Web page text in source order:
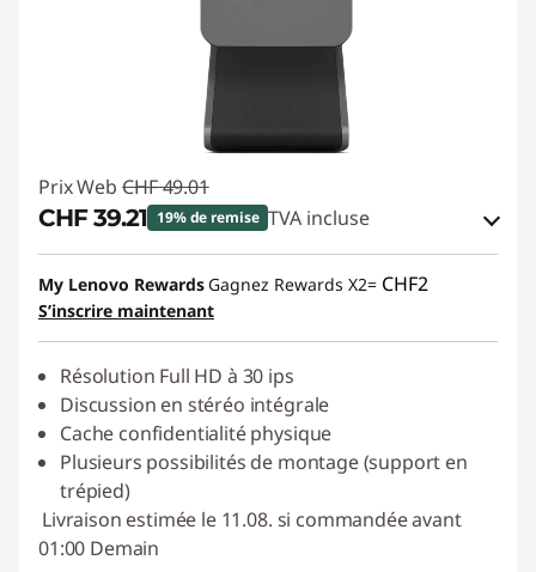
Prix Web CHF 49.01
CHF 39.21 19% de remise TVA incluse
Bons de réduction en ligne :-CHF 9.80
Code de réduction :
My Lenovo Rewards Gagnez Rewards X2= CHF2
S’inscrire maintenant
Résolution Full HD à 30 ips
Discussion en stéréo intégrale
Cache confidentialité physique
Plusieurs possibilités de montage (support en
trépied)
Livraison estimée le 11.08. si commandée avant
01:00 Demain